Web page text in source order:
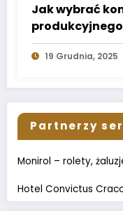
Jak wybrać
19 Grudnia, 2025
Partnerzy
Monirol – rolety,
Hotel Convictus